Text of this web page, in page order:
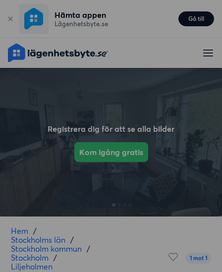
Hämta appen
Lägenhetsbyte.se
Gå till
Registrera dig för att se alla bilder
Kom igång gratis
Hem /
Stockholms län /
Stockholm kommun /
Stockholm /
Liljeholmen
1 mot 1